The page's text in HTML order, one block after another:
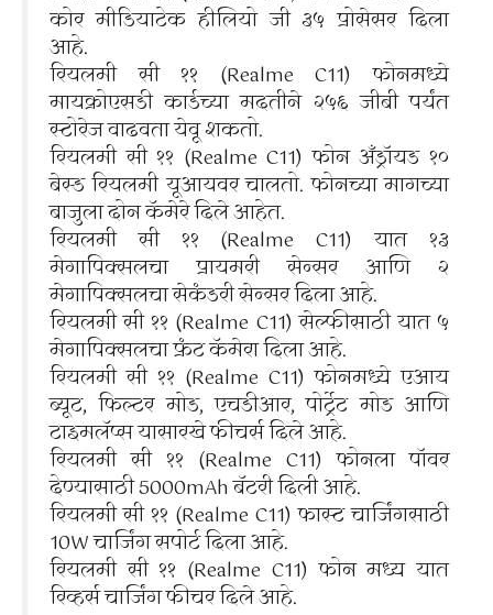
कोर मीडियाटेक हीलियो जी ३५ प्रोसेसर दिला
आहे.
रियलमी सी ११ (Realme C11) फोनमध्ये
मायक्रोएसडी कार्डच्या मदतीने २५६ जीबी पर्यंत
स्टोरेज वाढवता येवू शकतो.
रियलमी सी ११ (Realme C11) फोन अँड्रॉयड १०
बेस्ड रियलमी यूआयवर चालतो. फोनच्या मागच्या
बाजुला दोन कॅमेरे दिले आहेत.
रियलमी सी ११ (Realme C11) यात १३
मेगापिक्सलचा प्रायमरी सेन्सर आणि २
मेगापिक्सलचा सेकंडरी सेन्सर दिला आहे.
रियलमी सी ११ (Realme C11) सेल्फीसाठी यात ५
मेगापिक्सलचा फ्रंट कॅमेरा दिला आहे.
रियलमी सी ११ (Realme C11) फोनमध्ये एआय
ब्यूट, फिल्टर मोड, एचडीआर, पोर्ट्रेट मोड आणि
टाइमलॅप्स यासारखे फीचर्स दिले आहे.
रियलमी सी ११ (Realme C11) फोनला पॉवर
देण्यासाठी 5000mAh बॅटरी दिली आहे.
रियलमी सी ११ (Realme C11) फास्ट चार्जिंगसाठी
10W चार्जिंग सपोर्ट दिला आहे.
रियलमी सी ११ (Realme C11) फोन मध्य यात
रिव्हर्स चार्जिंग फीचर दिले आहे.